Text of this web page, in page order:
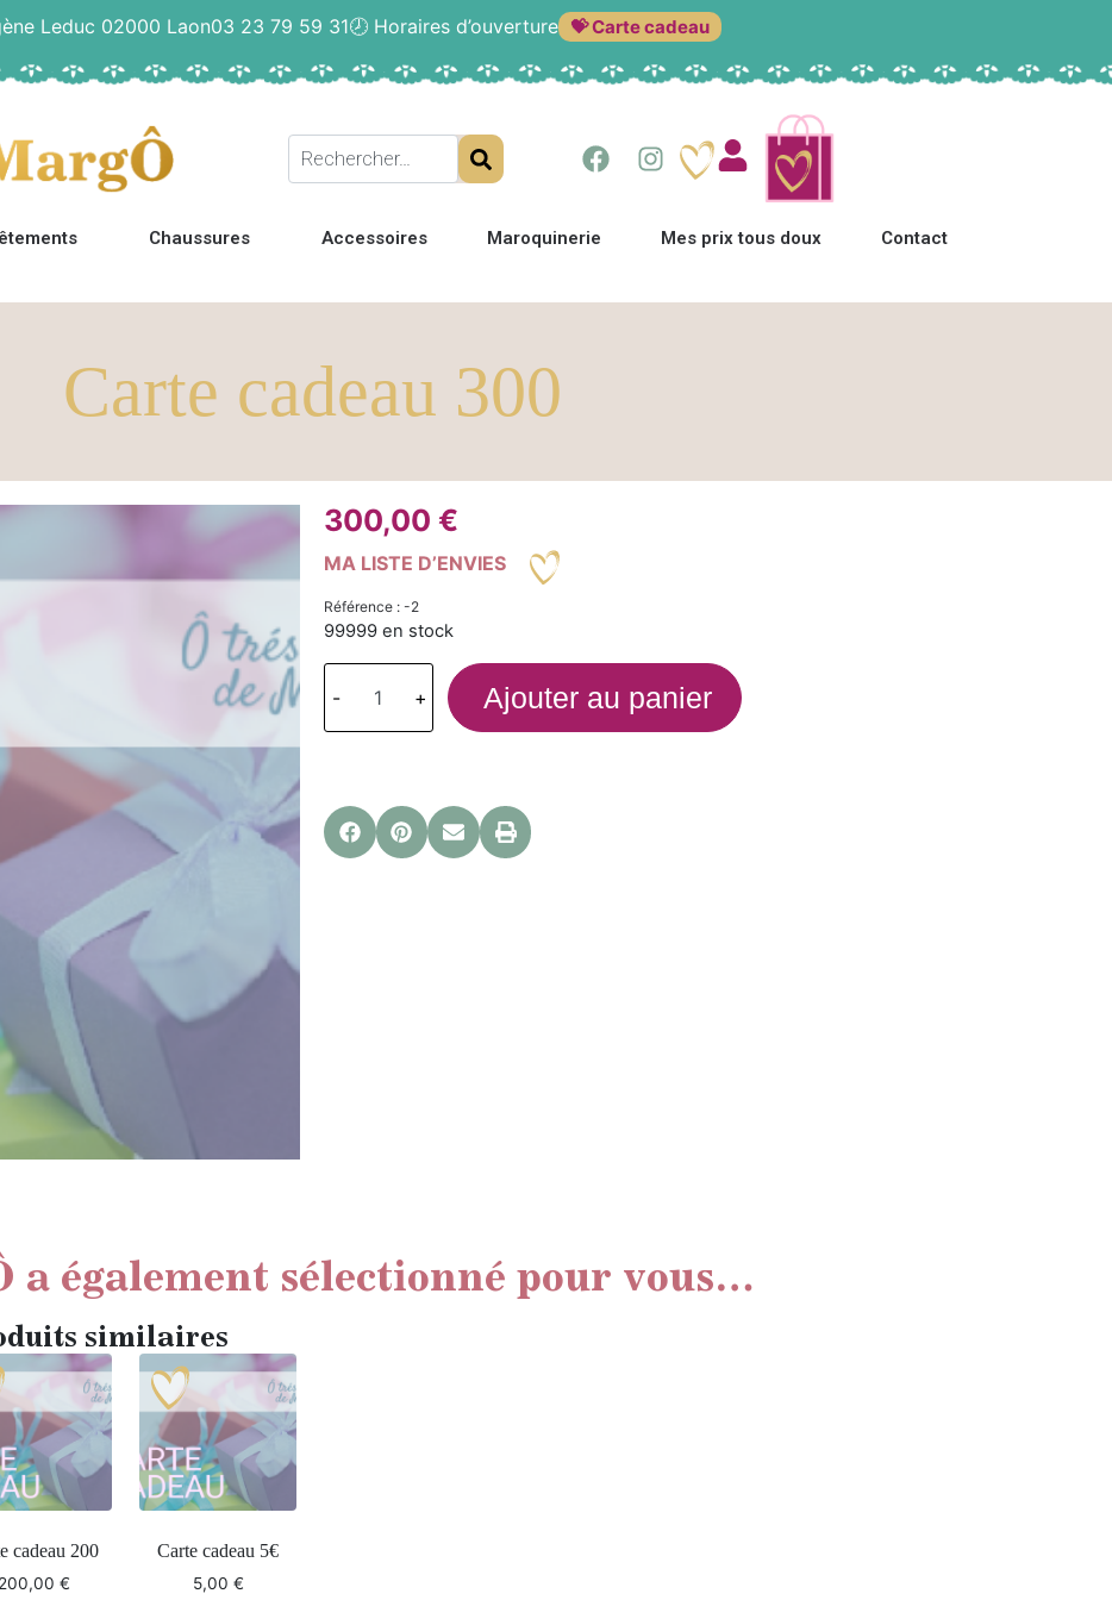
Leduc 02000 Laon03 23 79 59 31🕗 Horaires d’ouverture 💝 Carte cadeau
Chaussures Accessoires Maroquinerie Mes prix tous doux Contact
Carte cadeau 300
300,00 €
MA LISTE D’ENVIES
Référence : -2
99999 en stock
- + Ajouter au panier
a également sélectionné pour vous…
similaires
cadeau 200
200,00 €
Carte cadeau 5€
5,00 €